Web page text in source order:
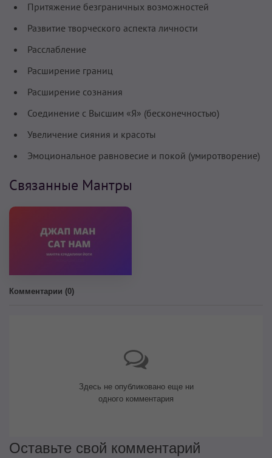
Притяжение безграничных возможностей
Развитие творческого аспекта личности
Расслабление
Расширение границ
Расширение сознания
Соединение с Высшим «Я» (бесконечностью)
Увеличение сияния и красоты
Эмоциональное равновесие и покой (умиротворение)
Связанные Мантры
Комментарии (0)
Здесь не опубликовано еще ни
одного комментария
Оставьте свой комментарий